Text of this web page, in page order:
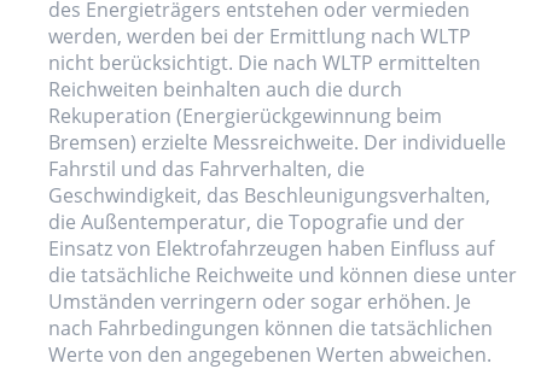
des Energieträgers entstehen oder vermieden
werden, werden bei der Ermittlung nach WLTP
nicht berücksichtigt. Die nach WLTP ermittelten
Reichweiten beinhalten auch die durch
Rekuperation (Energierückgewinnung beim
Bremsen) erzielte Messreichweite. Der individuelle
Fahrstil und das Fahrverhalten, die
Geschwindigkeit, das Beschleunigungsverhalten,
die Außentemperatur, die Topografie und der
Einsatz von Elektrofahrzeugen haben Einfluss auf
die tatsächliche Reichweite und können diese unter
Umständen verringern oder sogar erhöhen. Je
nach Fahrbedingungen können die tatsächlichen
Werte von den angegebenen Werten abweichen.